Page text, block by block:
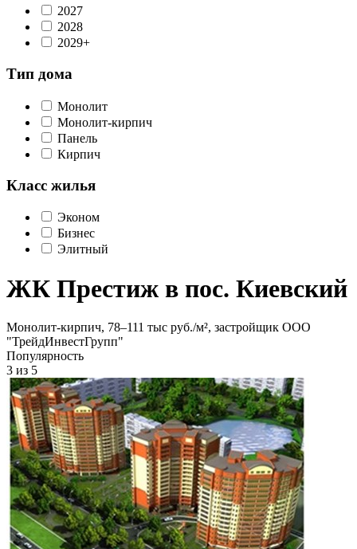
2027
2028
2029+
Тип дома
Монолит
Монолит-кирпич
Панель
Кирпич
Класс жилья
Эконом
Бизнес
Элитный
ЖК Престиж в пос. Киевский
Монолит-кирпич, 78‒111 тыс руб./м², застройщик ООО
"ТрейдИнвестГрупп"
Популярность
3 из 5